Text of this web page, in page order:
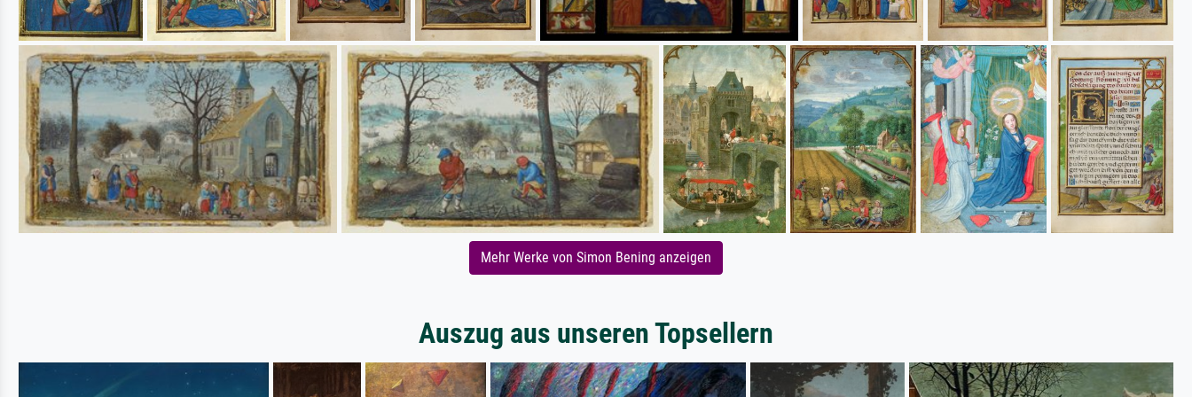
Mehr Werke von Simon Bening anzeigen
Auszug aus unseren Topsellern